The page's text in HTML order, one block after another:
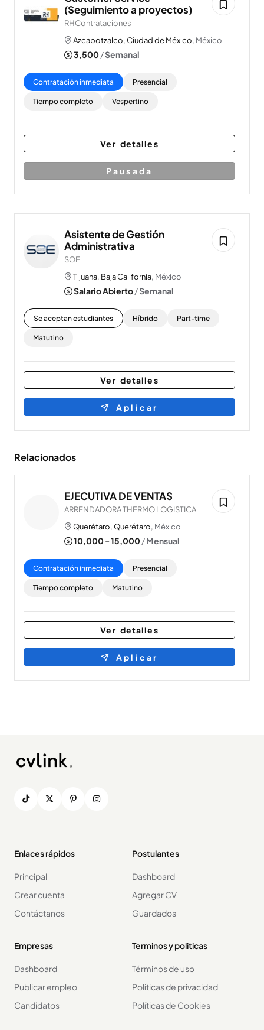
(Seguimiento a proyectos)
RHContrataciones
Azcapotzalco, Ciudad de México, México
3,500/Semanal
Contratación inmediata Presencial
Tiempo completo Vespertino
Ver detalles
Pausada
Asistente de Gestión
Administrativa
SOE
Tijuana, Baja California, México
Salario Abierto/Semanal
Se aceptan estudiantes Híbrido Part-time
Matutino
Ver detalles
Aplicar
Relacionados
EJECUTIVA DE VENTAS
ARRENDADORA THERMO LOGISTICA
Querétaro, Querétaro, México
10,000 - 15,000/Mensual
Contratación inmediata Presencial
Tiempo completo Matutino
Ver detalles
Aplicar
Enlaces rápidos
Principal
Crear cuenta
Contáctanos
Postulantes
Dashboard
Agregar CV
Guardados
Empresas
Dashboard
Publicar empleo
Candidatos
Terminos y politicas
Términos de uso
Políticas de privacidad
Políticas de Cookies